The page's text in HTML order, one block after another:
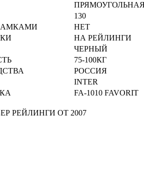
130
НЕТ
НА РЕЙЛИНГИ
ЧЕРНЫЙ
75-100КГ
РОССИЯ
INTER
FA-1010 FAVORIT
РЕЙЛИНГИ ОТ 2007